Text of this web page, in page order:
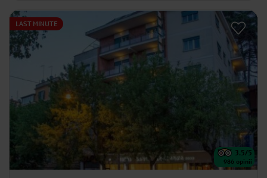
LAST MINUTE
3.5/5
986 opinii